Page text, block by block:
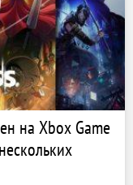
на Xbox Game